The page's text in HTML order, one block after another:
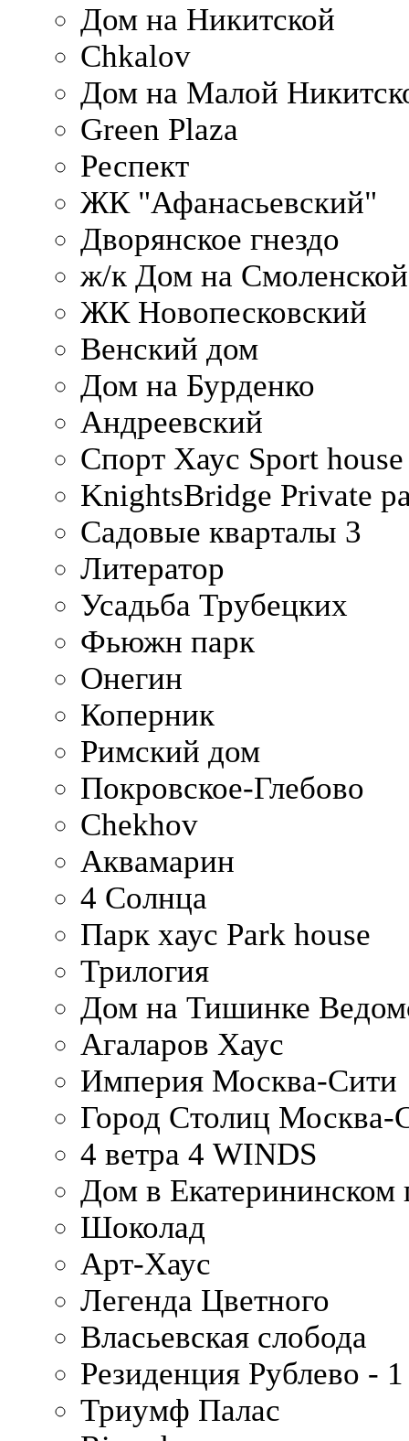
Дом на Никитской
Chkalov
Дом на Малой
Green Plaza
Респект
ЖК "Афанасьевский"
Дворянское гнездо
ж/к Дом на
ЖК Новопесковский
Венский дом
Дом на Бурденко
Андреевский
Спорт Хаус Sport house
KnightsBridge Private
Садовые кварталы 3
Литератор
Усадьба Трубецких
Фьюжн парк
Онегин
Коперник
Римский дом
Покровское-Глебово
Chekhov
Аквамарин
4 Солнца
Парк хаус Park house
Трилогия
Дом на Тишинке
Агаларов Хаус
Империя Москва-Сити
Город Столиц Москва-
4 ветра 4 WINDS
Дом в Екатерининском
Шоколад
Арт-Хаус
Легенда Цветного
Власьевская слобода
Резиденция Рублево - 1
Триумф Палас